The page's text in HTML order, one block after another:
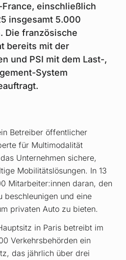
einschließlich
insgesamt 5.000
Die französische
bereits mit der
und PSI mit dem Last-,
System
Betreiber öffentlicher
für Multimodalität
Unternehmen sichere,
Mobilitätslösungen. In 13
Mitarbeiter:innen daran, den
beschleunigen und eine
privaten Auto zu bieten.
in Paris betreibt im
Verkehrsbehörden ein
das jährlich über drei